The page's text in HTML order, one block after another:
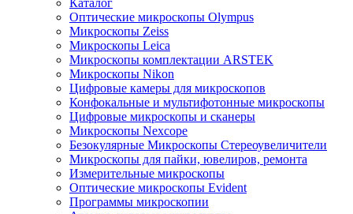
Каталог
Оптические микроскопы Olympus
Микроскопы Zeiss
Микроскопы Leica
Микроскопы комплектации ARSTEK
Микроскопы Nikon
Цифровые камеры для микроскопов
Конфокальные и мультифотонные микроскопы
Цифровые микроскопы и сканеры
Микроскопы Nexcope
Безокулярные Микроскопы Стереоувеличители
Микроскопы для пайки, ювелиров, ремонта
Измерительные микроскопы
Оптические микроскопы Evident
Программы микроскопии